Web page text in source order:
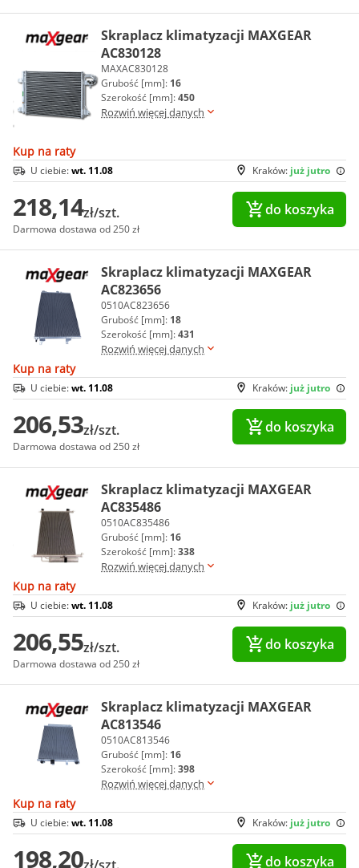
Skraplacz klimatyzacji MAXGEAR
AC830128
MAXAC830128
Grubość [mm]: 16
Szerokość [mm]:450
Rozwiń więcej danych
Kup na raty
Kraków: już jutro
U ciebie:wt. 11.08
218,14zł/szt.
Darmowa dostawa od 250 zł
do koszyka
Skraplacz klimatyzacji MAXGEAR
AC823656
0510AC823656
Grubość [mm]: 18
Szerokość [mm]:431
Rozwiń więcej danych
Kup na raty
Kraków: już jutro
U ciebie:wt. 11.08
206,53zł/szt.
Darmowa dostawa od 250 zł
do koszyka
Skraplacz klimatyzacji MAXGEAR
AC835486
0510AC835486
Grubość [mm]: 16
Szerokość [mm]:338
Rozwiń więcej danych
Kup na raty
Kraków: już jutro
U ciebie:wt. 11.08
206,55zł/szt.
Darmowa dostawa od 250 zł
do koszyka
Skraplacz klimatyzacji MAXGEAR
AC813546
0510AC813546
Grubość [mm]: 16
Szerokość [mm]:398
Rozwiń więcej danych
Kup na raty
Kraków: już jutro
U ciebie:wt. 11.08
198,20 do koszyka